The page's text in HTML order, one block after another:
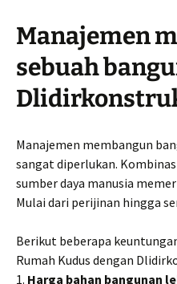
Manajemen
sebuah
Manajemen membangun
sangat diperlukan.
sumber daya manusia
Mulai dari perijinan hingga
Berikut beberapa
Rumah Kudus dengan
1. Harga bahan bangunan